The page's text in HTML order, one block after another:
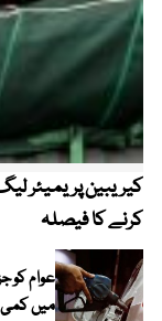
کرنے کا فیصلہ
عوام کو
میں کمی